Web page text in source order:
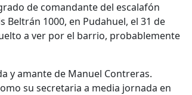
de comandante del escalafón
Beltrán 1000, en Pudahuel, el 31 de
a ver por el barrio, probablemente
y amante de Manuel Contreras.
su secretaria a media jornada en